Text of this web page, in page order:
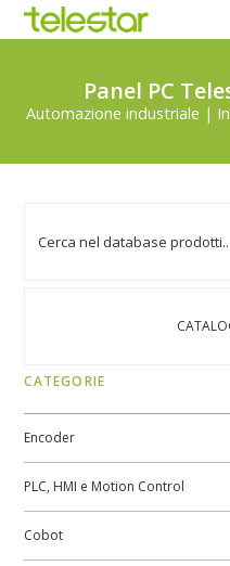
Panel PC
Automazione industriale |
CATEGORIE
Encoder
PLC, HMI e Motion Control
Cobot